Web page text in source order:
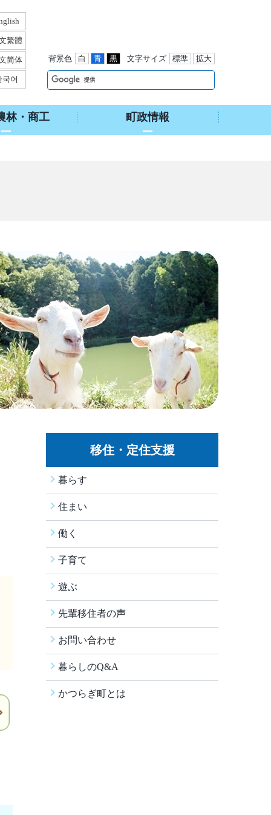
繁體
简体
국어
背景色 白 青 黒 文字サイズ 標準 拡大
林・商工 町政情報
移住・定住支援
暮らす
住まい
働く
子育て
遊ぶ
先輩移住者の声
お問い合わせ
暮らしのQ&A
かつらぎ町とは